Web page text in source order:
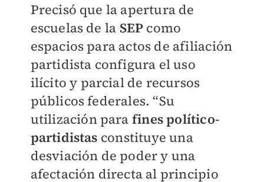
Precisó que la apertura de
escuelas de la SEP como
espacios para actos de afiliación
partidista configura el uso
ilícito y parcial de recursos
públicos federales. “Su
utilización para fines político-
partidistas constituye una
desviación de poder y una
afectación directa al principio